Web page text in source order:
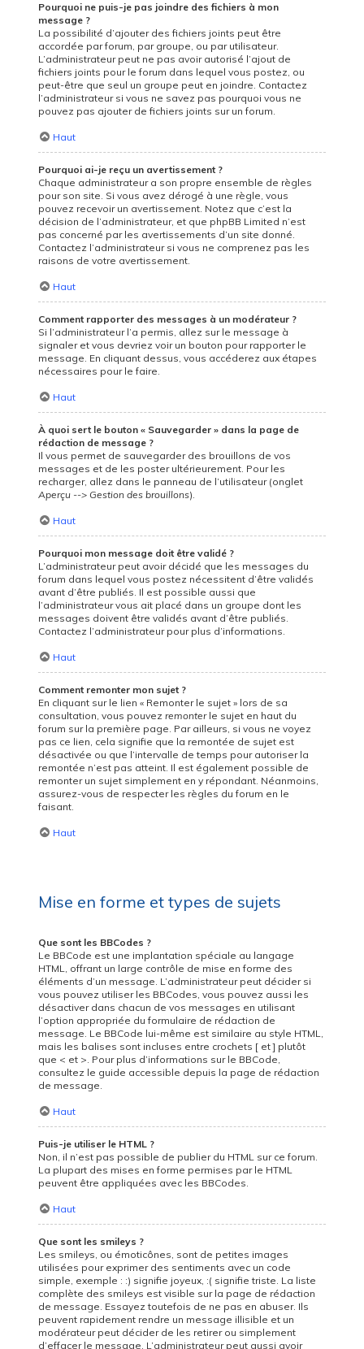
Pourquoi ne puis-je pas joindre des fichiers à mon
message ?
La possibilité d’ajouter des fichiers joints peut être
accordée par forum, par groupe, ou par utilisateur.
L’administrateur peut ne pas avoir autorisé l’ajout de
fichiers joints pour le forum dans lequel vous postez, ou
peut-être que seul un groupe peut en joindre. Contactez
l’administrateur si vous ne savez pas pourquoi vous ne
pouvez pas ajouter de fichiers joints sur un forum.
Haut
Pourquoi ai-je reçu un avertissement ?
Chaque administrateur a son propre ensemble de règles
pour son site. Si vous avez dérogé à une règle, vous
pouvez recevoir un avertissement. Notez que c’est la
décision de l’administrateur, et que phpBB Limited n’est
pas concerné par les avertissements d’un site donné.
Contactez l’administrateur si vous ne comprenez pas les
raisons de votre avertissement.
Haut
Comment rapporter des messages à un modérateur ?
Si l’administrateur l’a permis, allez sur le message à
signaler et vous devriez voir un bouton pour rapporter le
message. En cliquant dessus, vous accéderez aux étapes
nécessaires pour le faire.
Haut
À quoi sert le bouton « Sauvegarder » dans la page de
rédaction de message ?
Il vous permet de sauvegarder des brouillons de vos
messages et de les poster ultérieurement. Pour les
recharger, allez dans le panneau de l’utilisateur (onglet
Aperçu --> Gestion des brouillons).
Haut
Pourquoi mon message doit être validé ?
L’administrateur peut avoir décidé que les messages du
forum dans lequel vous postez nécessitent d’être validés
avant d’être publiés. Il est possible aussi que
l’administrateur vous ait placé dans un groupe dont les
messages doivent être validés avant d’être publiés.
Contactez l’administrateur pour plus d’informations.
Haut
Comment remonter mon sujet ?
En cliquant sur le lien « Remonter le sujet » lors de sa
consultation, vous pouvezremonterle sujet en haut du
forum sur la première page. Par ailleurs, si vous ne voyez
pas ce lien, cela signifie que la remontée de sujet est
désactivée ou que l’intervalle de temps pour autoriser la
remontée n’est pas atteint. Il est également possible de
remonter un sujet simplement en y répondant. Néanmoins,
assurez-vous de respecter les règles du forum en le
faisant.
Haut
Mise en forme et types de sujets
Que sont les BBCodes ?
Le BBCode est une implantation spéciale au langage
HTML, offrant un large contrôle de mise en forme des
éléments d’un message. L’administrateur peut décider si
vous pouvez utiliser les BBCodes, vous pouvez aussi les
désactiver dans chacun de vos messages en utilisant
l’option appropriée du formulaire de rédaction de
message. Le BBCode lui-même est similaire au style HTML,
mais les balises sont incluses entre crochets [ et ] plutôt
que < et >. Pour plus d’informations sur le BBCode,
consultez le guide accessible depuis la page de rédaction
de message.
Haut
Puis-je utiliser le HTML ?
Non, il n’est pas possible de publier du HTML sur ce forum.
La plupart des mises en forme permises par le HTML
peuvent être appliquées avec les BBCodes.
Haut
Que sont les smileys ?
Les smileys, ou émoticônes, sont de petites images
utilisées pour exprimer des sentiments avec un code
simple, exemple : :) signifie joyeux, :( signifie triste. La liste
complète des smileys est visible sur la page de rédaction
de message. Essayez toutefois de ne pas en abuser. Ils
peuvent rapidement rendre un message illisible et un
modérateur peut décider de les retirer ou simplement
d’effacer le message. L’administrateur peut aussi avoir